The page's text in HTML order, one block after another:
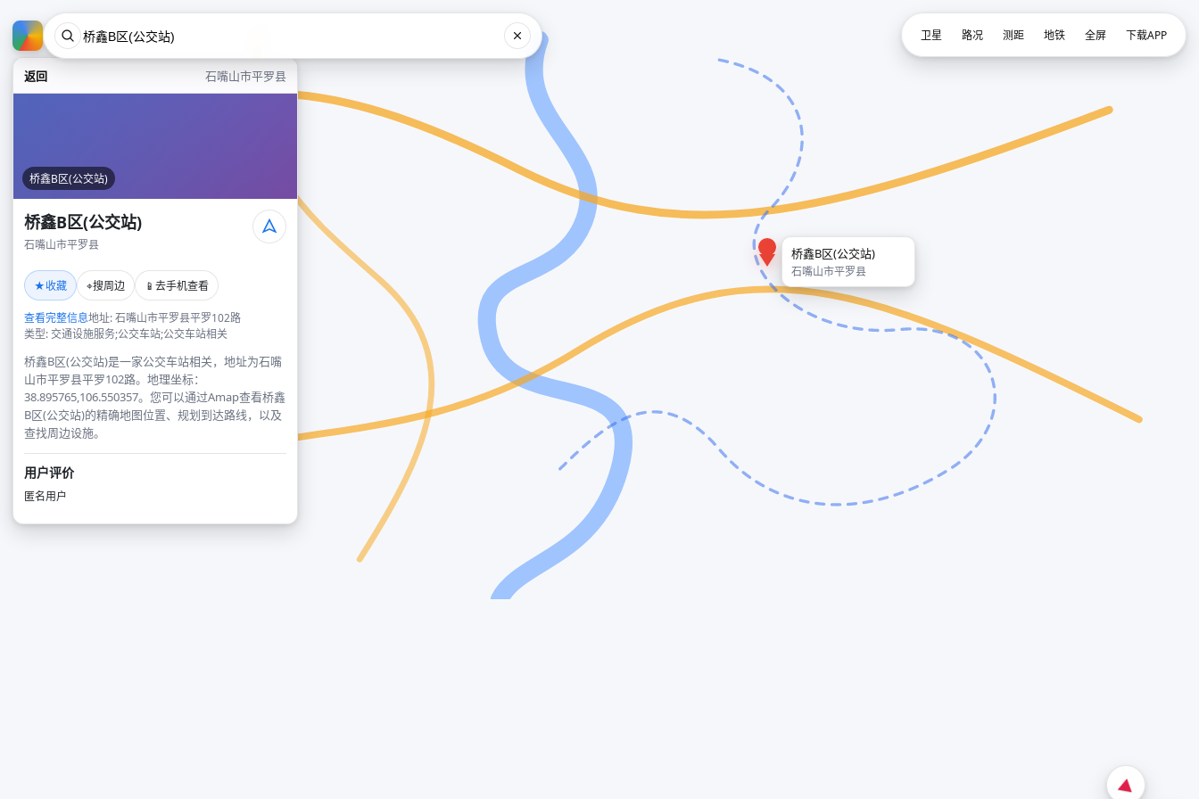
返回 石嘴山市平罗县
桥鑫B区(公交站)
桥鑫B区(公交站)
石嘴山市平罗县
★收藏 ⌖搜周边 📱 去手机查看
查看完整信息地址: 石嘴山市平罗县平罗102路
类型: 交通设施服务;公交车站;公交车站相关
桥鑫B区(公交站)是一家公交车站相关，地址为石嘴
山市平罗县平罗102路。地理坐标：
38.895765,106.550357。您可以通过Amap查看桥鑫
B区(公交站)的精确地图位置、规划到达路线，以及
查找周边设施。
用户评价
匿名用户
桥鑫B区(公交站)
石嘴山市平罗县
卫星 路况 测距 地铁 全屏 下载APP